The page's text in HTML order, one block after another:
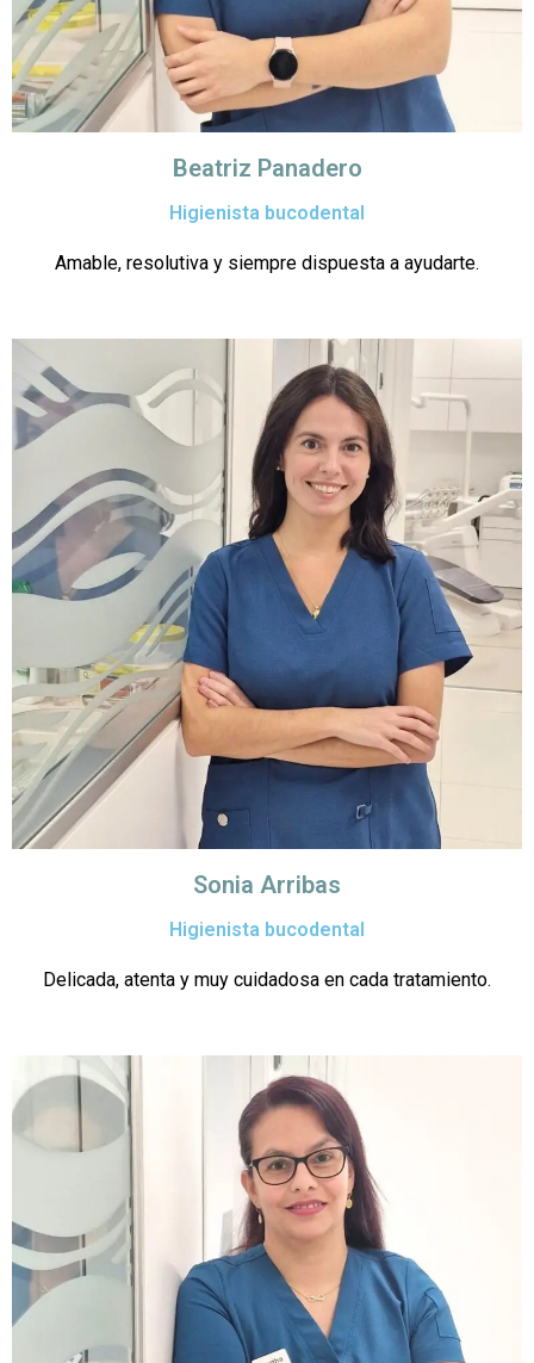
Beatriz Panadero
Higienista bucodental
Amable, resolutiva y siempre dispuesta a ayudarte.
Sonia Arribas
Higienista bucodental
Delicada, atenta y muy cuidadosa en cada tratamiento.